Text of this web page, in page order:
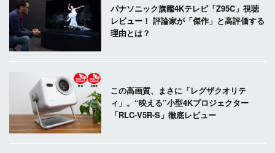
パナソニック旗艦4Kテレビ「Z95C」視聴
レビュー！ 評論家が「傑作」と高評価する
理由とは？
この高画質、まさに「レグザクオリテ
ィ」。“映える”小型4Kプロジェクター
「RLC-V5R-S」徹底レビュー